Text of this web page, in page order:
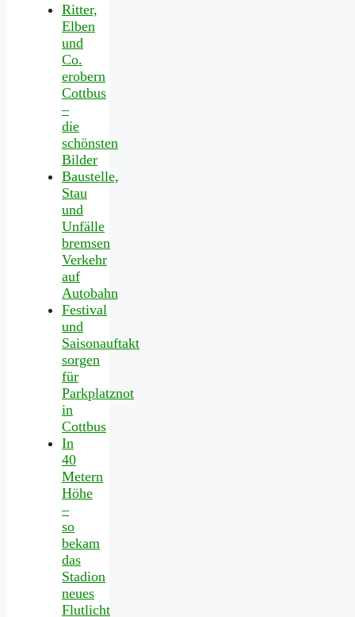
Ritter,
Elben
und
Co.
erobern
Cottbus
–
die
schönsten
Bilder
Baustelle,
Stau
und
Unfälle
bremsen
Verkehr
auf
Autobahn
Festival
und
Saisonauftakt
sorgen
für
Parkplatznot
in
Cottbus
In
40
Metern
Höhe
–
so
bekam
das
Stadion
neues
Flutlicht